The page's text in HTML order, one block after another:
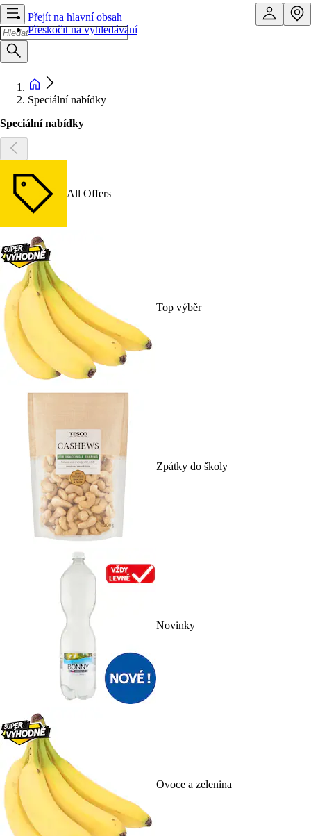
Přejít na hlavní obsah
Přeskočit na vyhledávání
Speciální nabídky
Speciální nabídky
All Offers
Top výběr
Zpátky do školy
Novinky
Ovoce a zelenina